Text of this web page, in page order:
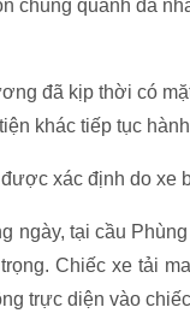
chung quanh đã
đã kịp thời có
khác tiếp tục
xác định do xe
ngày, tại cầu
Chiếc xe tải
trực diện vào